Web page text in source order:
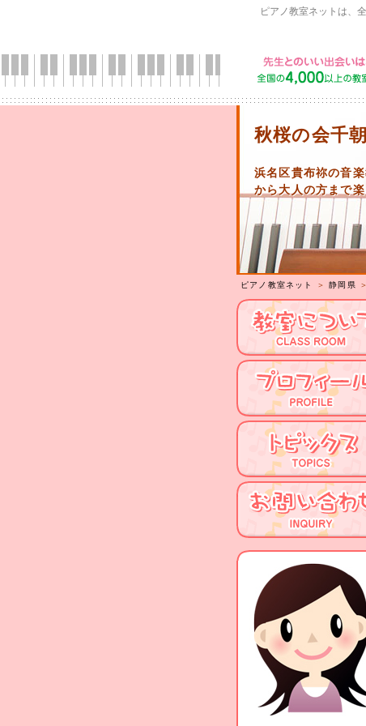
ピアノ教室ネットは、
秋桜の会千
浜名区貴布祢の音
から大人の方まで
ピアノ教室ネット ＞静岡県